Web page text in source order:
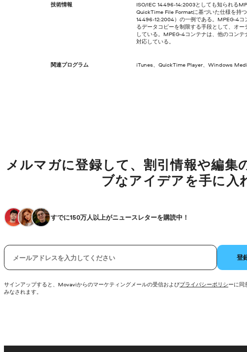
技術情報
ISO/IEC 14496-14:2003としても知られる
QuickTime File Formatに基づいた仕様を持
14496-12:2004）の一例である。MPEG-4コ
るデータコピーを制限する手段として、オ
している。MPEG-4コンテナは、他のコン
対応している。
関連プログラム iTunes、QuickTime Player、Windows
メルマガに登録して、割引情報や編集
ブなアイデアを手に入
すでに150万人以上がニュースレターを購読中！
電子メール 登
サインアップすると、Movaviからのマーケティングメールの受信およびプライバシーポリシーに同
みなされます。